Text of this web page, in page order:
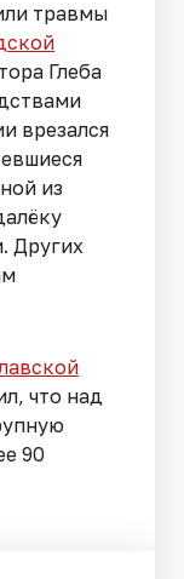
травмы
Глеба
врезался
из
Других
что над
90